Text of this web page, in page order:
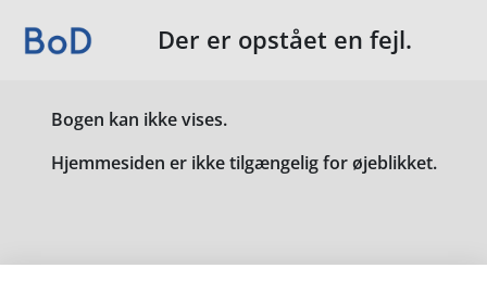
Der er opstået en fejl.
Bogen kan ikke vises.
Hjemmesiden er ikke tilgængelig for øjeblikket.